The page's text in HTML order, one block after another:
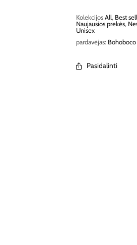
KolekcijosAll, Best
Naujausios prekės,
Unisex
pardavėjas: Bohoboco
Pasidalinti